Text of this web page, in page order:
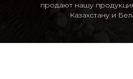
продают нашу
Казахстану и